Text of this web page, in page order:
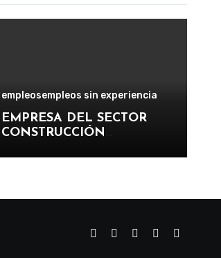
empleosempleos sin experiencia
EMPRESA DEL SECTOR
CONSTRUCCIÓN
APOYO PARA PARTICIPAR